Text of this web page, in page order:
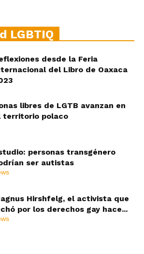
LGBTIQ
desde la Feria
del Libro de Oaxaca
libres de LGTB avanzan en
territorio polaco
personas transgénero
ser autistas
Hirshfelg, el activista que
por los derechos gay hace...